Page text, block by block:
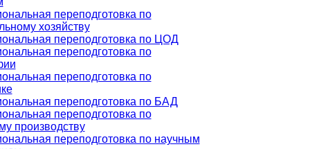
переподготовка по
хозяйству
переподготовка по ЦОД
переподготовка по
переподготовка по
переподготовка по БАД
переподготовка по
производству
переподготовка по научным